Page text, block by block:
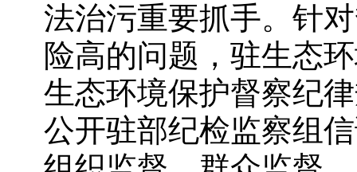
法治污重要抓手。针
险高的问题，驻生态
生态环境保护督察纪
公开驻部纪检监察组